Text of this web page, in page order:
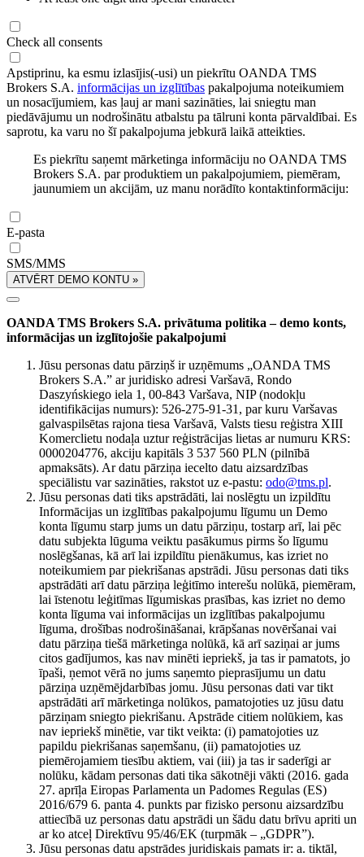
Check all consents
Apstiprinu, ka esmu izlasījis(-usi) un piekrītu OANDA TMS
Brokers S.A. informācijas un izglītības pakalpojuma noteikumiem
un nosacījumiem, kas ļauj ar mani sazināties, lai sniegtu man
piedāvājumu un nodrošinātu atbalstu pa tālruni konta pārvaldībai. Es
saprotu, ka varu no šī pakalpojuma jebkurā laikā atteikties.
Es piekrītu saņemt mārketinga informāciju no OANDA TMS
Brokers S.A. par produktiem un pakalpojumiem, piemēram,
jaunumiem un akcijām, uz manu norādīto kontaktinformāciju:
E-pasta
SMS/MMS
ATVĒRT DEMO KONTU »
OANDA TMS Brokers S.A. privātuma politika – demo konts,
informācijas un izglītojošie pakalpojumi
Jūsu personas datu pārziņš ir uzņēmums „OANDA TMS
Brokers S.A.” ar juridisko adresi Varšavā, Rondo
Daszyńskiego iela 1, 00-843 Varšava, NIP (nodokļu
identifikācijas numurs): 526-275-91-31, par kuru Varšavas
galvaspilsētas rajona tiesa Varšavā, Valsts tiesu reģistra XIII
Komerclietu nodaļa uztur reģistrācijas lietas ar numuru KRS:
0000204776, akciju kapitāls 3 537 560 PLN (pilnībā
apmaksāts). Ar datu pārziņa iecelto datu aizsardzības
speciālistu var sazināties, rakstot uz e-pastu: odo@tms.pl.
Jūsu personas dati tiks apstrādāti, lai noslēgtu un izpildītu
Informācijas un izglītības pakalpojumu līgumu un Demo
konta līgumu starp jums un datu pārziņu, tostarp arī, lai pēc
datu subjekta lūguma veiktu pasākumus pirms šo līgumu
noslēgšanas, kā arī lai izpildītu pienākumus, kas izriet no
noteikumiem par piekrišanas apstrādi. Jūsu personas dati tiks
apstrādāti arī datu pārziņa leģitīmo interešu nolūkā, piemēram,
lai īstenotu leģitīmas līgumiskas prasības, kas izriet no demo
konta līguma vai informācijas un izglītības pakalpojumu
līguma, drošības nodrošināšanai, krāpšanas novēršanai vai
datu pārziņa tiešā mārketinga nolūkā, kā arī saziņai ar jums
citos gadījumos, kas nav minēti iepriekš, ja tas ir pamatots, jo
īpaši, ņemot vērā no jums saņemto pieprasījumu un datu
pārziņa uzņēmējdarbības jomu. Jūsu personas dati var tikt
apstrādāti arī mārketinga nolūkos, pamatojoties uz jūsu datu
pārziņam sniegto piekrišanu. Apstrāde citiem nolūkiem, kas
nav iepriekš minētie, var tikt veikta: (i) pamatojoties uz
papildu piekrišanas saņemšanu, (ii) pamatojoties uz
piemērojamiem tiesību aktiem, vai (iii) ja tas ir saderīgi ar
nolūku, kādam personas dati tika sākotnēji vākti (2016. gada
27. aprīļa Eiropas Parlamenta un Padomes Regulas (ES)
2016/679 6. panta 4. punkts par fizisko personu aizsardzību
attiecībā uz personas datu apstrādi un šādu datu brīvu apriti un
ar ko atceļ Direktīvu 95/46/EK (turpmāk – „GDPR”).
Jūsu personas datu apstrādes juridiskais pamats ir: a. tiktāl,